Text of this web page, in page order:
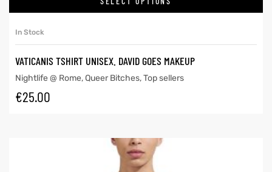
In Stock
VATICANIS TSHIRT UNISEX. DAVID GOES MAKEUP
Nightlife @ Rome,Queer Bitches,Top sellers
€25.00